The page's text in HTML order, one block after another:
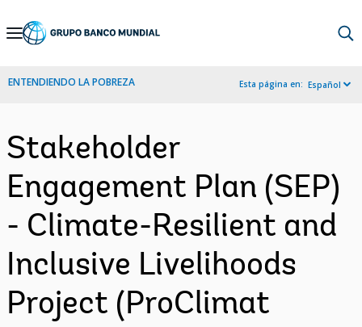
Skip
Navigation
ENTENDIENDO LA POBREZA Esta página en: Español
Stakeholder
Engagement Plan (SEP)
- Climate-Resilient and
Inclusive Livelihoods
Project (ProClimat